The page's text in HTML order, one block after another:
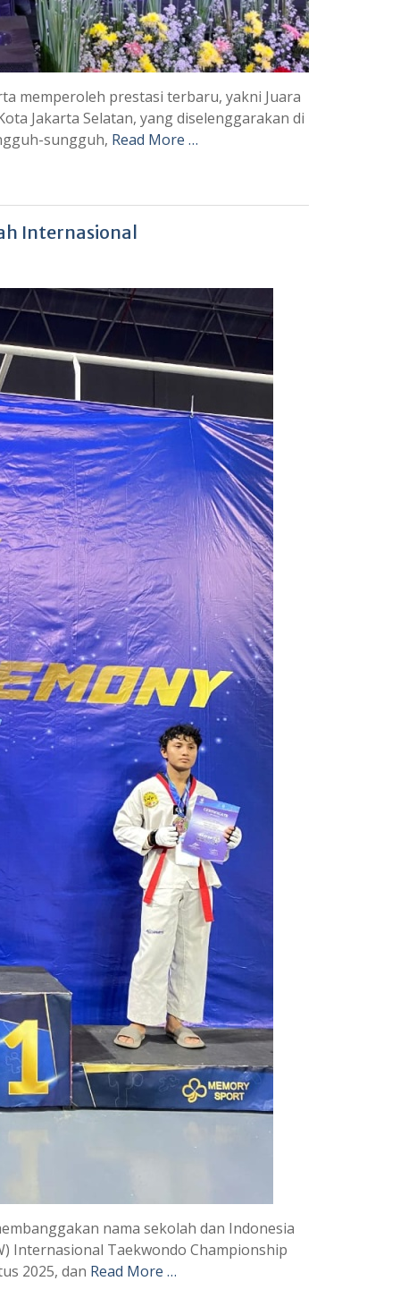
memperoleh prestasi terbaru, yakni Juara
Jakarta Selatan, yang diselenggarakan di
sungguh, Read More …
Internasional
nama sekolah dan Indonesia
Internasional Taekwondo Championship
2025, dan Read More …